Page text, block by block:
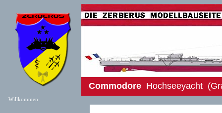
Willkommen
Commodore Hochseeyacht